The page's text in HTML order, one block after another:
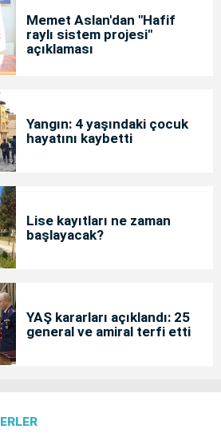
Memet Aslan'dan "Hafif
raylı sistem projesi"
açıklaması
Yangın: 4 yaşındaki çocuk
hayatını kaybetti
Lise kayıtları ne zaman
başlayacak?
YAŞ kararları açıklandı: 25
general ve amiral terfi etti